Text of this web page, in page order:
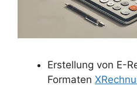
Erstellung von E-
Formaten